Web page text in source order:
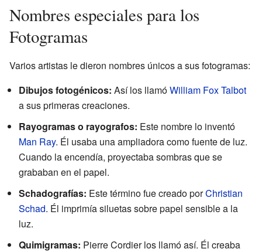
Nombres especiales para los
Fotogramas
Varios artistas le dieron nombres únicos a sus fotogramas:
Dibujos fotogénicos: Así los llamóWilliam Fox Talbot
a sus primeras creaciones.
Rayogramas o rayografos: Este nombre lo inventó
Man Ray. Él usaba una ampliadora como fuente de luz.
Cuando la encendía, proyectaba sombras que se
grababan en el papel.
Schadografías: Este término fue creado porChristian
Schad. Él imprimía siluetas sobre papel sensible a la
luz.
Quimigramas: Pierre Cordier los llamó así. Él creaba